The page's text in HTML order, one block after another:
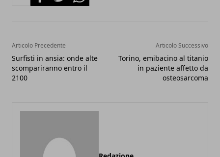
Articolo Precedente
Surfisti in ansia: onde alte
scompariranno entro il
2100
Articolo Successivo
Torino, emibacino al titanio
in paziente affetto da
osteosarcoma